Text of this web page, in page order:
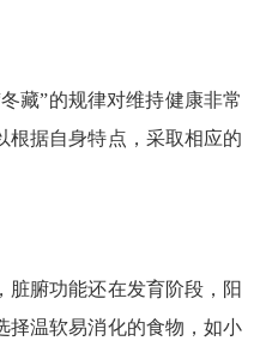
”的规律对维持健康非常
根据自身特点，采取相应的
腑功能还在发育阶段，阳
择温软易消化的食物，如小